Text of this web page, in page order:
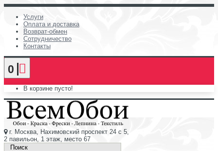
Услуги
Оплата и доставка
Возврат-обмен
Сотрудничество
Контакты
0
В корзине пусто!
г. Москва, Нахимовский проспект 24 с 5,
2 павильон, 1 этаж, место 67